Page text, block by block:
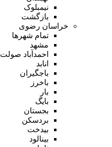
نیمبلوک
بازگشت
خراسان رضوی
تمام شهر‌ها
مشهد
احمدآباد صولت
انابد
باجگیران
باخرز
بار
بایگ
بجستان
بردسکن
بیدخت
بینالود